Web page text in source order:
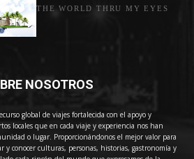
THE WORLD THRU MY EYES
NOSOTROS
global de viajes fortalecida con el apoyo y
locales que en cada viaje y experiencia nos han
o lugar. Proporcionándonos el mejor valor para
y conocer culturas, personas, historias, gastronomía y